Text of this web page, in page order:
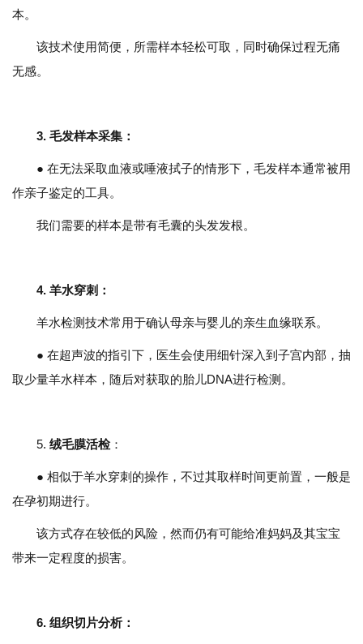
本。
该技术使用简便，所需样本轻松可取，同时确保过程无痛
无感。
3. 毛发样本采集 ：
● 在无法采取血液或唾液拭子的情形下，毛发样本通常被用
作亲子鉴定的工具。
我们需要的样本是带有毛囊的头发发根。
4. 羊水穿刺 ：
羊水检测技术常用于确认母亲与婴儿的亲生血缘联系。
● 在超声波的指引下，医生会使用细针深入到子宫内部，抽
取少量羊水样本，随后对获取的胎儿DNA进行检测。
5. 绒毛膜活检：
● 相似于羊水穿刺的操作，不过其取样时间更前置，一般是
在孕初期进行。
该方式存在较低的风险，然而仍有可能给准妈妈及其宝宝
带来一定程度的损害。
6. 组织切片分析：